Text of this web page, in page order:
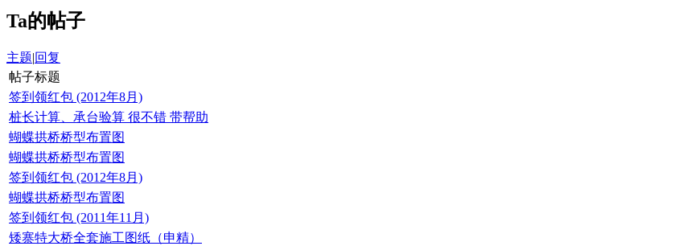
Ta的帖子
主题|回复
帖子标题
签到领红包 (2012年8月)
桩长计算、承台验算 很不错 带帮助
蝴蝶拱桥桥型布置图
蝴蝶拱桥桥型布置图
签到领红包 (2012年8月)
蝴蝶拱桥桥型布置图
签到领红包 (2011年11月)
矮寨特大桥全套施工图纸（申精）